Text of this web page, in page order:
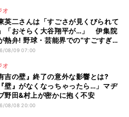
オ
英二さんは「すごさが見くびられて
「おそらく大谷翔平が…」 伊集院
熱弁! 野球・芸能界での“すごすぎ
績
08/09 07:00
オ
吉の壁』終了の意外な影響とは?
壁』がなくなっちゃったら…」マヂ
野田&村上が密かに抱く不安
08/08 20:00